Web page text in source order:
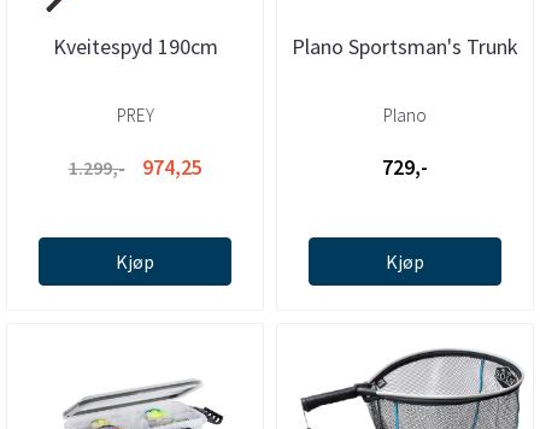
Kveitespyd 190cm
PREY
1.299,- 974,25
Kjøp
Plano Sportsman's Trunk
Plano
729,-
Kjøp